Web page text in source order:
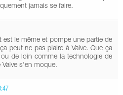
jamais se faire.
est le même et pompe une partie de
peut ne pas plaire à Valve. Que ça
de loin comme la technologie de
Valve s'en moque.